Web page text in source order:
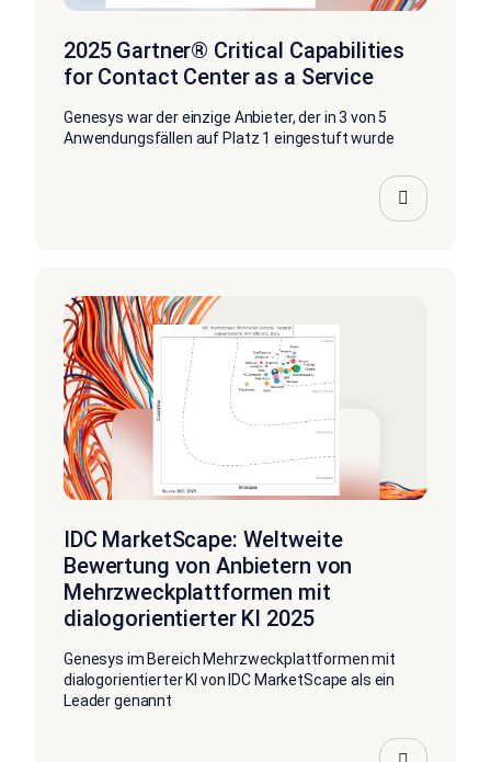
2025 Gartner® Critical Capabilities
for Contact Center as a Service
Genesys war der einzige Anbieter, der in 3 von 5
Anwendungsfällen auf Platz 1 eingestuft wurde
IDC MarketScape: Weltweite
Bewertung von Anbietern von
Mehrzweckplattformen mit
dialogorientierter KI 2025
Genesys im Bereich Mehrzweckplattformen mit
dialogorientierter KI von IDC MarketScape als ein
Leader genannt